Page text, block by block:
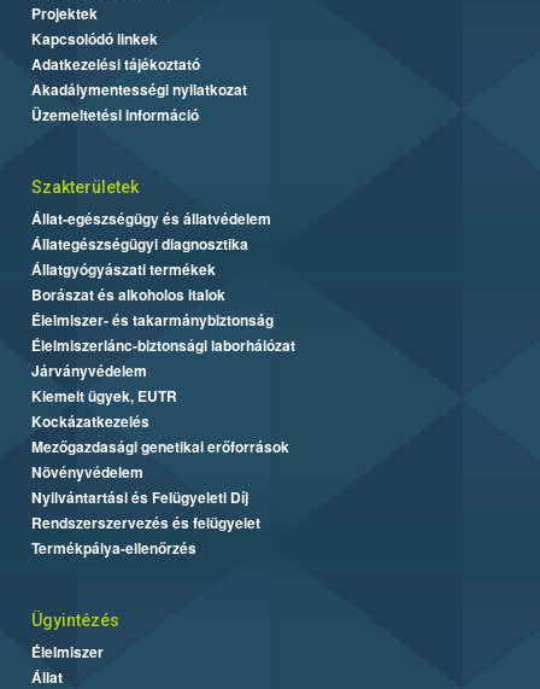
Projektek
Kapcsolódó linkek
Adatkezelési tájékoztató
Akadálymentességi nyilatkozat
Üzemeltetési információ
Szakterületek
Állat-egészségügy és állatvédelem
Állategészségügyi diagnosztika
Állatgyógyászati termékek
Borászat és alkoholos italok
Élelmiszer- és takarmánybiztonság
Élelmiszerlánc-biztonsági laborhálózat
Járványvédelem
Kiemelt ügyek, EUTR
Kockázatkezelés
Mezőgazdasági genetikai erőforrások
Növényvédelem
Nyilvántartási és Felügyeleti Díj
Rendszerszervezés és felügyelet
Termékpálya-ellenőrzés
Ügyintézés
Élelmiszer
Állat